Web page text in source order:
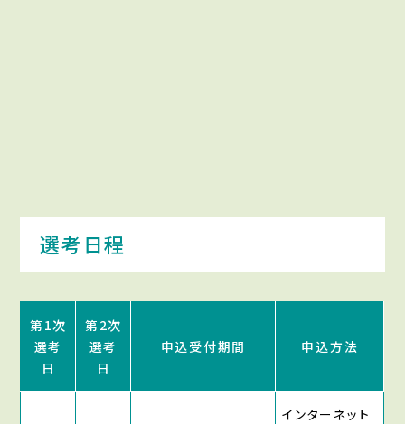
選考日程
第1次
選考
日
第2次
選考
日
申込受付期間 申込方法
インターネット